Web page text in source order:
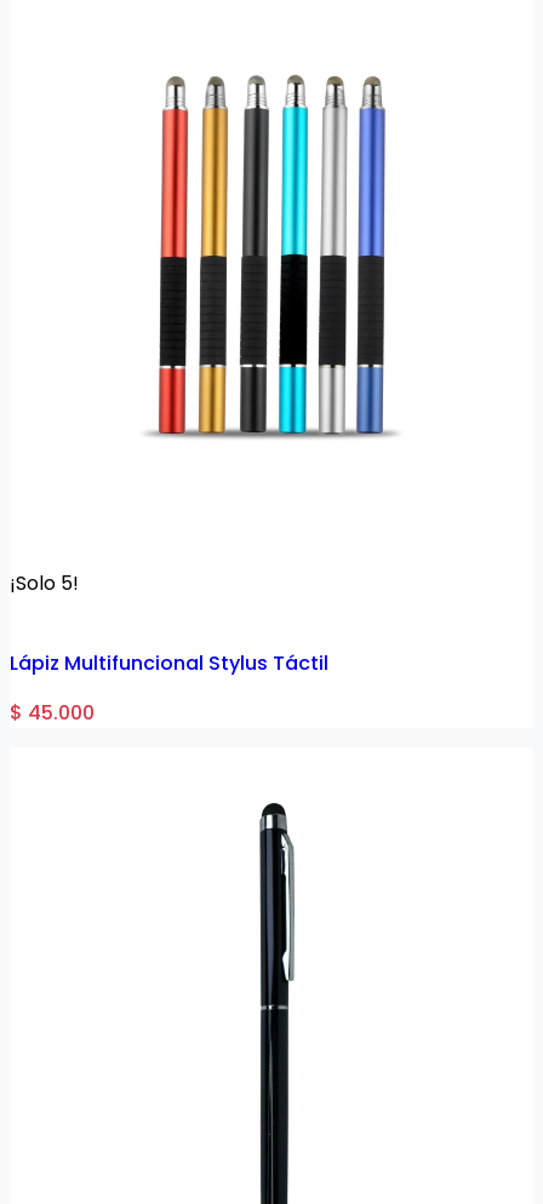
¡Solo 5!
Lápiz Multifuncional Stylus Táctil
$ 45.000